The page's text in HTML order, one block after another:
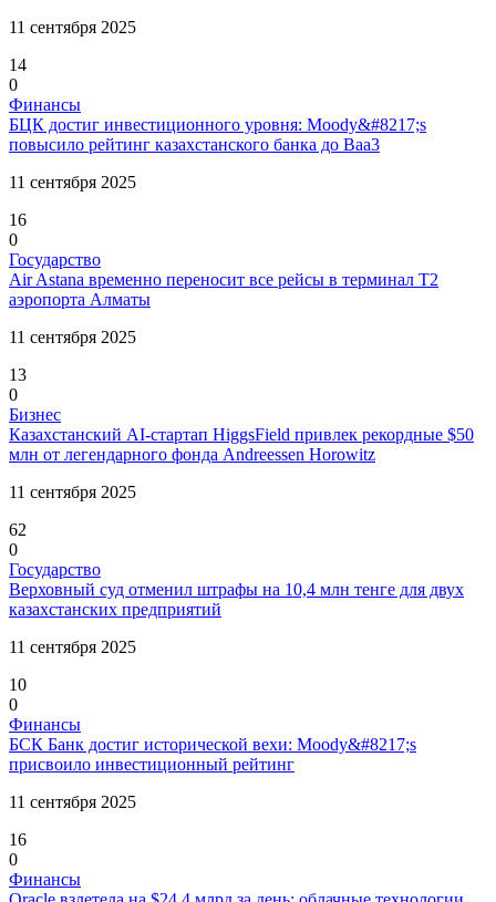
11 сентября 2025
14
0
Финансы
БЦК достиг инвестиционного уровня: Moody&#8217;s
повысило рейтинг казахстанского банка до Baa3
11 сентября 2025
16
0
Государство
Air Astana временно переносит все рейсы в терминал Т2
аэропорта Алматы
11 сентября 2025
13
0
Бизнес
Казахстанский AI-стартап HiggsField привлек рекордные $50
млн от легендарного фонда Andreessen Horowitz
11 сентября 2025
62
0
Государство
Верховный суд отменил штрафы на 10,4 млн тенге для двух
казахстанских предприятий
11 сентября 2025
10
0
Финансы
БСК Банк достиг исторической вехи: Moody&#8217;s
присвоило инвестиционный рейтинг
11 сентября 2025
16
0
Финансы